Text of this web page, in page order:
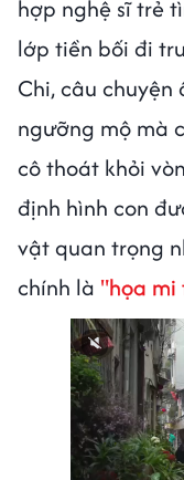
hợp nghệ sĩ trẻ
lớp tiền bối đi
Chi, câu
ngưỡng mộ mà
cô thoát khỏi
định hình con
vật quan trọng
chính là "họa mi